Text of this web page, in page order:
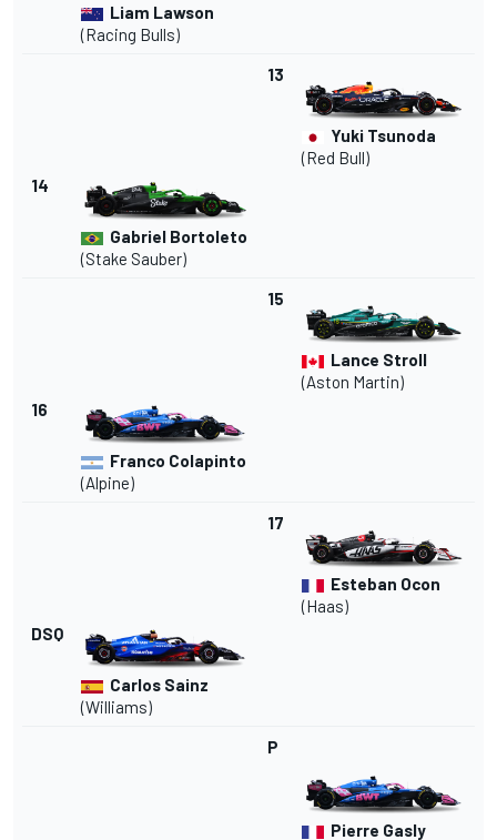
Liam Lawson
(Racing Bulls)
14
Gabriel Bortoleto
(Stake Sauber)
13
Yuki Tsunoda
(Red Bull)
16
Franco Colapinto
(Alpine)
15
Lance Stroll
(Aston Martin)
DSQ
Carlos Sainz
(Williams)
17
Esteban Ocon
(Haas)
P
Pierre Gasly